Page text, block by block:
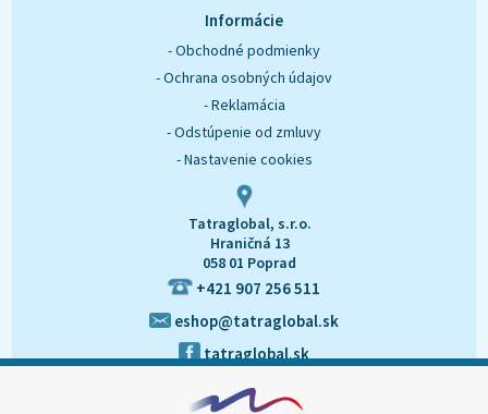
Informácie
- Obchodné podmienky
- Ochrana osobných údajov
- Reklamácia
- Odstúpenie od zmluvy
- Nastavenie cookies
Tatraglobal, s.r.o.
Hraničná 13
058 01 Poprad
+421 907 256 511
eshop@tatraglobal.sk
tatraglobal.sk